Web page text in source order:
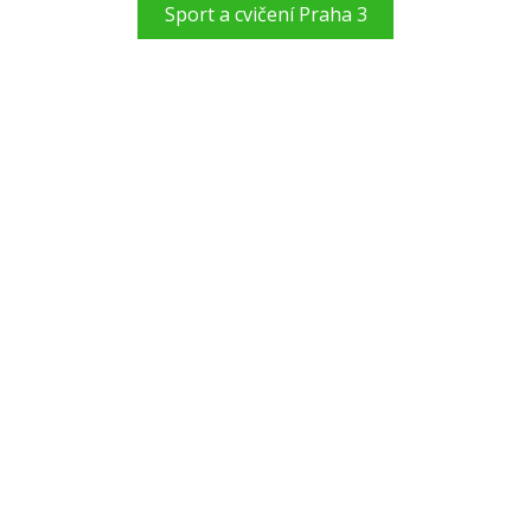
Sport a cvičení Praha 3